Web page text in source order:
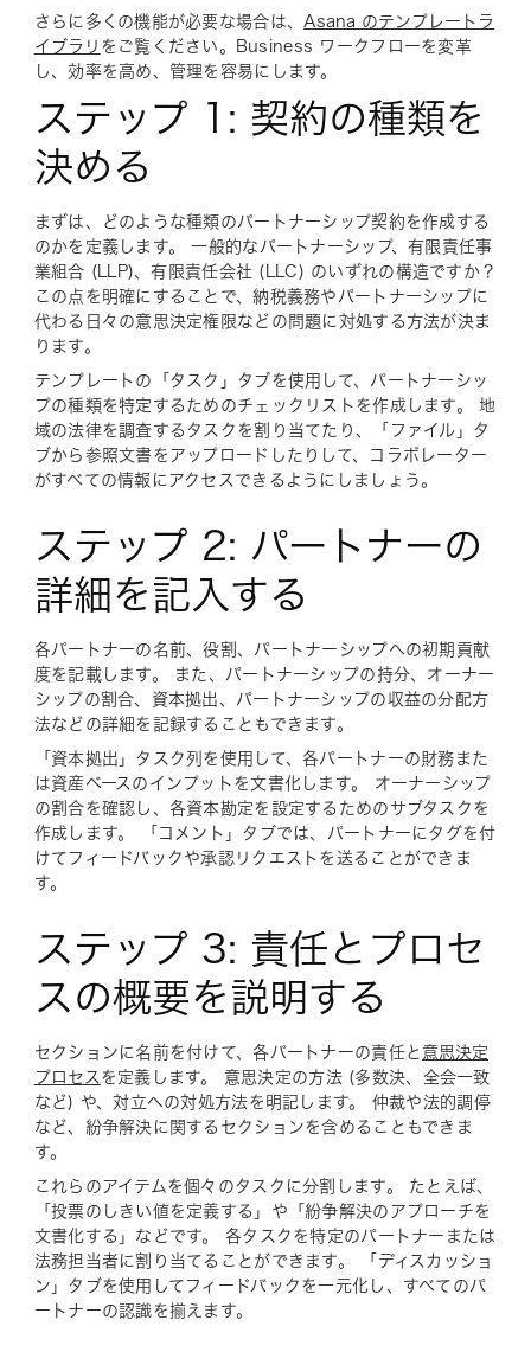
さらに多くの機能が必要な場合は、 Asana のテンプレートラ
イブラリ をご覧ください。Business ワークフローを変革
し、効率を高め、管理を容易にします。
ステップ 1: 契約の種類を
決める
まずは、どのような種類のパートナーシップ契約を作成する
のかを定義します。 一般的なパートナーシップ、有限責任事
業組合 (LLP)、有限責任会社 (LLC) のいずれの構造ですか？
この点を明確にすることで、納税義務やパートナーシップに
代わる日々の意思決定権限などの問題に対処する方法が決ま
ります。
テンプレートの「タスク」タブを使用して、パートナーシッ
プの種類を特定するためのチェックリストを作成します。 地
域の法律を調査するタスクを割り当てたり、「ファイル」タ
ブから参照文書をアップロードしたりして、コラボレーター
がすべての情報にアクセスできるようにしましょう。
ステップ 2: パートナーの
詳細を記入する
各パートナーの名前、役割、パートナーシップへの初期貢献
度を記載します。 また、パートナーシップの持分、オーナー
シップの割合、資本拠出、パートナーシップの収益の分配方
法などの詳細を記録することもできます。
「資本拠出」タスク列を使用して、各パートナーの財務また
は資産ベースのインプットを文書化します。 オーナーシップ
の割合を確認し、各資本勘定を設定するためのサブタスクを
作成します。 「コメント」タブでは、パートナーにタグを付
けてフィードバックや承認リクエストを送ることができま
す。
ステップ 3: 責任とプロセ
スの概要を説明する
セクションに名前を付けて、各パートナーの責任と意思決定
プロセス を定義します。 意思決定の方法 (多数決、全会一致
など) や、対立への対処方法を明記します。 仲裁や法的調停
など、紛争解決に関するセクションを含めることもできま
す。
これらのアイテムを個々のタスクに分割します。 たとえば、
「投票のしきい値を定義する」や「紛争解決のアプローチを
文書化する」などです。 各タスクを特定のパートナーまたは
法務担当者に割り当てることができます。 「ディスカッショ
ン」タブを使用してフィードバックを一元化し、すべてのパ
ートナーの認識を揃えます。